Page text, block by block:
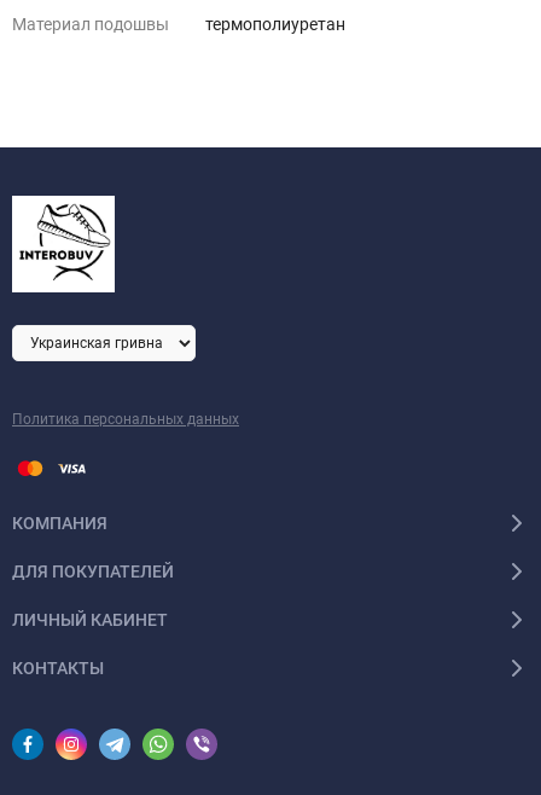
Материал подошвы термополиуретан
Политика персональных данных
КОМПАНИЯ
ДЛЯ ПОКУПАТЕЛЕЙ
ЛИЧНЫЙ КАБИНЕТ
КОНТАКТЫ